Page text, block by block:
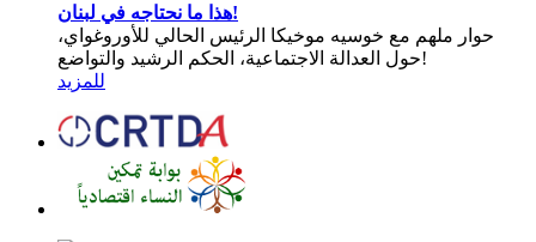
هذا ما نحتاجه في لبنان!
حوار ملهم مع خوسيه موخيكا الرئيس الحالي للأوروغواي،
حول العدالة الاجتماعية، الحكم الرشيد والتواضع!
للمزيد